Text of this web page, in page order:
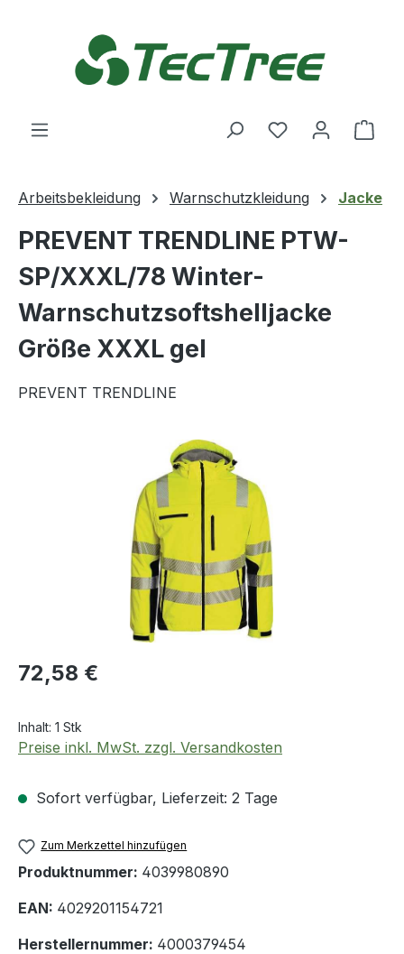
Du hast 0
Arbeitsbekleidung Warnschutzkleidung Jacke
PREVENT TRENDLINE PTW-
SP/XXXL/78 Winter-
Warnschutzsoftshelljacke
Größe XXXL gel
PREVENT TRENDLINE
Bildergalerie überspringen
Regulärer Preis:
72,58 €
Inhalt: 1 Stk
Preise inkl. MwSt. zzgl. Versandkosten
Sofort verfügbar, Lieferzeit: 2 Tage
Zum Merkzettel hinzufügen
Produktnummer: 4039980890
EAN: 4029201154721
Herstellernummer: 4000379454